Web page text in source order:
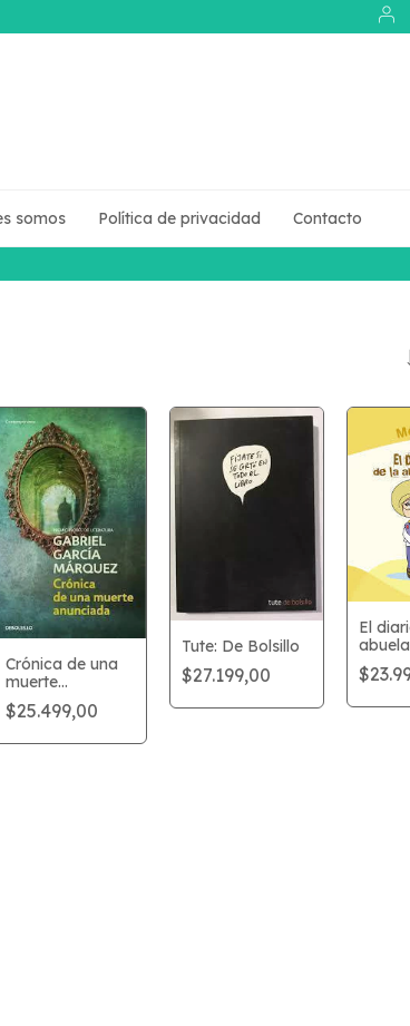
somos Política de privacidad Contacto
Crónica de una
muerte
anunciada
$25.499,00
Tute: De Bolsillo
$27.199,00
El